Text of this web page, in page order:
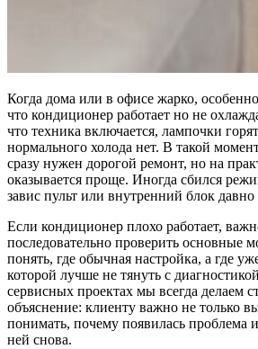
Когда дома или в офисе жарко,
что кондиционер работает но не
что техника включается, лампочки
нормального холода нет. В такой
сразу нужен дорогой ремонт, но на
оказывается проще. Иногда сбился
завис пульт или внутренний блок
Если кондиционер плохо работает,
последовательно проверить основные
понять, где обычная настройка, а где
которой лучше не тянуть с
сервисных проектах мы всегда делаем
объяснение: клиенту важно не только
понимать, почему появилась проблема
ней снова.